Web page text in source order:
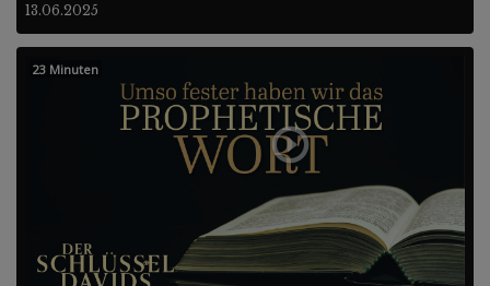
13.06.2025
23 Minuten